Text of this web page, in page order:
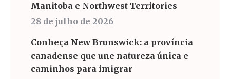
Manitoba e Northwest Territories
28 de julho de 2026
Conheça New Brunswick: a província
canadense que une natureza única e
caminhos para imigrar